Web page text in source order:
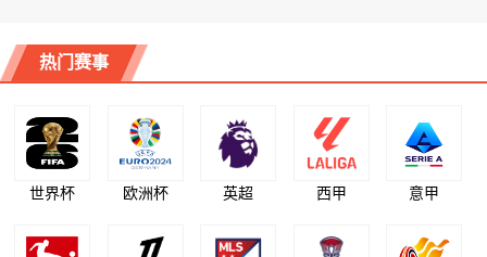
热门赛事
世界杯 欧洲杯 英超 西甲 意甲